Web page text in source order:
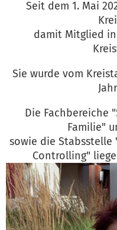
Seit dem 1. Mai
damit Mitglied
Sie wurde vom
Die Fachbereiche
Familie"
sowie die
Controlling"